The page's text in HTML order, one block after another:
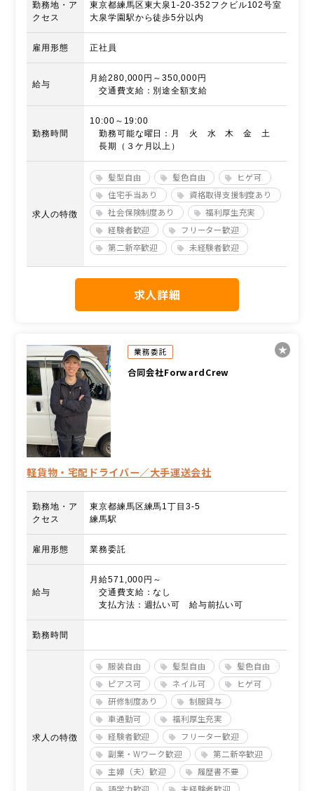
勤務地・ア
クセス
東京都練馬区東大泉1-20-352フクビル102号室
大泉学園駅から徒歩5分以内
雇用形態 正社員
給与
月給280,000円～350,000円
交通費支給：別途全額支給
勤務時間
10:00～19:00
勤務可能な曜日：月 火 水 木 金 土
長期（３ケ月以上）
求人の特徴
髪型自由 髪色自由
ヒゲ可
住宅手当あり
資格取得支援制度あり
社会保険制度あり
福利厚生充実
経験者歓迎
フリーター歓迎
第二新卒歓迎
未経験者歓迎
求人詳細
業務委託
合同会社ForwardCrew
軽貨物・宅配ドライバー／大手運送会社
勤務地・ア
クセス
東京都練馬区練馬1丁目3-5
練馬駅
雇用形態 業務委託
給与
月給571,000円～
交通費支給：なし
支払方法：週払い可 給与前払い可
勤務時間
求人の特徴
服装自由 髪型自由
髪色自由
ピアス可
ネイル可
ヒゲ可
研修制度あり
制服貸与
車通勤可
福利厚生充実
経験者歓迎
フリーター歓迎
副業・Wワーク歓迎
第二新卒歓迎
主婦（夫）歓迎
履歴書不要